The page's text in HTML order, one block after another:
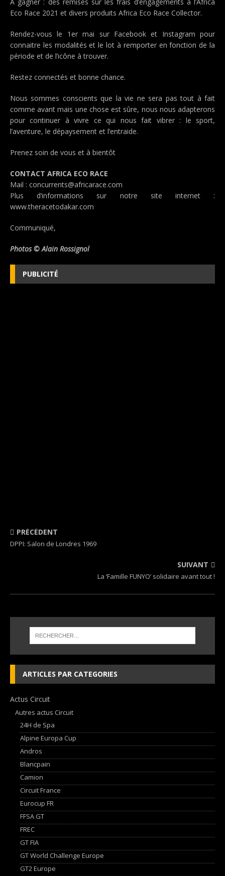
Eco Race 2021 et divers produits Africa Eco Race Collector.
Rendez-vous le 1er mai sur Facebook et Instagram pour
connaitre les modalités et le lot à remporter en fonction de la
période et de l’icône à trouver.
Restez connectés et bonne chance.
Nous sommes conscients que la vie ne sera pas tout à fait
comme avant mais une chose est sûre, nous nous adapterons
pour continuer à vivre ce qui nous fait vibrer : le sport,
l’aventure, le dépaysement et l’entraide.
Prenez soin de vous et à bientôt
CONTACT AFRICA ECO RACE
Mail : concurrents@africarace.com
Plus d’informations sur notre site internet :
www.theracetodakar.com
Communiqué,
Photos © Alain Rossignol
PUBLICITÉ
PRÉCÉDENT
DPPI: Salon de Londres 1969
SUIVANT
La ‘Famille FUNYO’ solidaire avant tout !
ARTICLES PAR CATEGORIES
Actus Circuit
Autres actus Circuit
24H de Spa
Alpine Europa Cup
Andros
Blancpain
Camion
Circuit France
Eurocup FR
FFSA GT
FREC
GT FIA
GT World Challenge Europe
GT2 Europe